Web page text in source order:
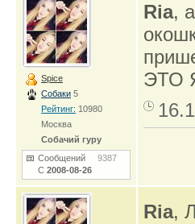
Spice
Собаки 5
Рейтинг: 10980
Москва
Собачий гуру
Сообщений 9387
С 2008-08-26
Ria,
ЭТО
Ria,